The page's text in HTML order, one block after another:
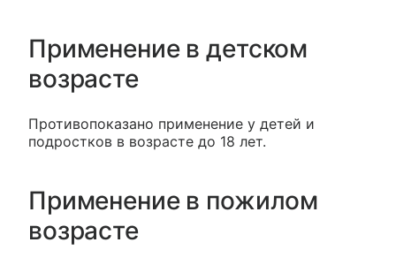
Применение в детском
возрасте
Противопоказано применение у детей и
подростков в возрасте до 18 лет.
Применение в пожилом
возрасте